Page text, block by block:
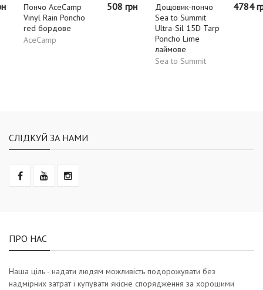
Пончо AceCamp
Vinyl Rain Poncho
red бордове
AceCamp
508 грн
Дощовик-пончо
Sea to Summit
Ultra-Sil 15D Tarp
Poncho Lime
лаймове
Sea to Summit
4784 грн
СЛІДКУЙ ЗА НАМИ
ПРО НАС
Наша ціль - надати людям можливість подорожувати без
надмірних затрат і купувати якісне спорядження за хорошими